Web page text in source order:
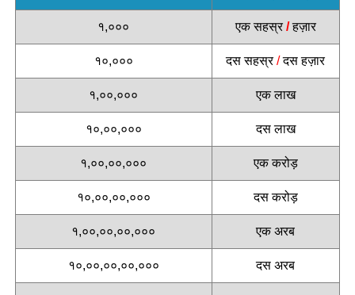
१,००० एक सहस्र /हज़ार
१०,००० दस सहस्र/दस हज़ार
१,००,००० एक लाख
१०,००,००० दस लाख
१,००,००,००० एक करोड़
१०,००,००,००० दस करोड़
१,००,००,००,००० एक अरब
१०,००,००,००,००० दस अरब